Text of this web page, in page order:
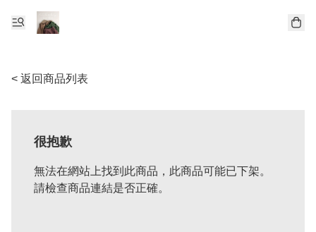
< 返回商品列表
很抱歉
無法在網站上找到此商品，此商品可能已下架。
請檢查商品連結是否正確。